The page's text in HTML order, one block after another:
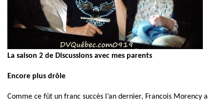
La saison 2 de Discussions avec mes parents
Encore plus drôle
Comme ce fût un franc succès l’an dernier, Francois Morency a